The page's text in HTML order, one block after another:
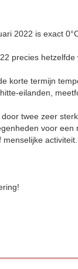
2022 is exact
precies
korte termijn
eilanden,
twee zeer
voor
menselijke activiteit.